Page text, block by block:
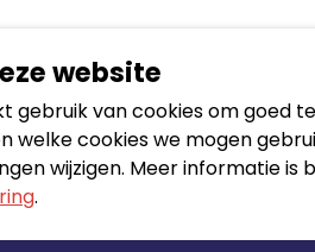
website
gebruik van cookies om goed
welke cookies we mogen
wijzigen. Meer informatie is
.
vind je
Register